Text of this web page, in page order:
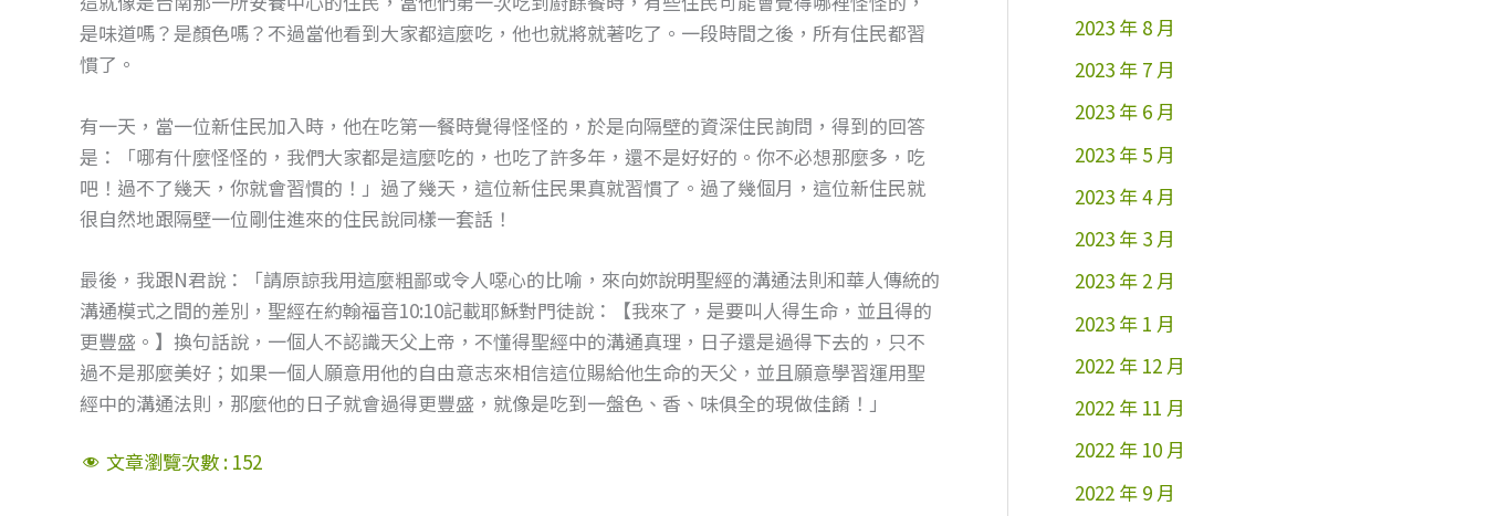
是味道嗎？是顏色嗎？不過當他看到大家都這麼吃，他也就將就著吃了。一段時間之後，所有住民都習
慣了。
有一天，當一位新住民加入時，他在吃第一餐時覺得怪怪的，於是向隔壁的資深住民詢問，得到的回答
是：「哪有什麼怪怪的，我們大家都是這麼吃的，也吃了許多年，還不是好好的。你不必想那麼多，吃
吧！過不了幾天，你就會習慣的！」過了幾天，這位新住民果真就習慣了。過了幾個月，這位新住民就
很自然地跟隔壁一位剛住進來的住民說同樣一套話！
最後，我跟N君說：「請原諒我用這麼粗鄙或令人噁心的比喻，來向妳說明聖經的溝通法則和華人傳統的
溝通模式之間的差別，聖經在約翰福音10:10記載耶穌對門徒說：【我來了，是要叫人得生命，並且得的
更豐盛。】換句話說，一個人不認識天父上帝，不懂得聖經中的溝通真理，日子還是過得下去的，只不
過不是那麼美好；如果一個人願意用他的自由意志來相信這位賜給他生命的天父，並且願意學習運用聖
經中的溝通法則，那麼他的日子就會過得更豐盛，就像是吃到一盤色、香、味俱全的現做佳餚！」
文章瀏覽次數 : 152
2023 年 8 月
2023 年 7 月
2023 年 6 月
2023 年 5 月
2023 年 4 月
2023 年 3 月
2023 年 2 月
2023 年 1 月
2022 年 12 月
2022 年 11 月
2022 年 10 月
2022 年 9 月